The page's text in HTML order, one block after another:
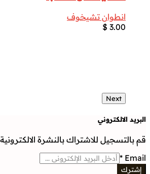
انطوان تشيخوف
$ 3.00
Next
البريد الالكتروني
قم بالتسجيل للاشتراك بالنشرة
Email
*
إشترك